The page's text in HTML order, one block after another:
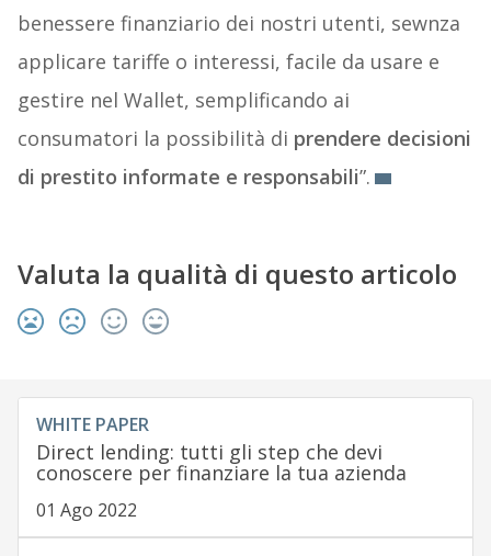
benessere finanziario dei nostri utenti, sewnza
applicare tariffe o interessi, facile da usare e
gestire nel Wallet, semplificando ai
consumatori la possibilità di prendere decisioni
di prestito informate e responsabili”.
Valuta la qualità di questo articolo
WHITE PAPER
Direct lending: tutti gli step che devi
conoscere per finanziare la tua azienda
01 Ago 2022